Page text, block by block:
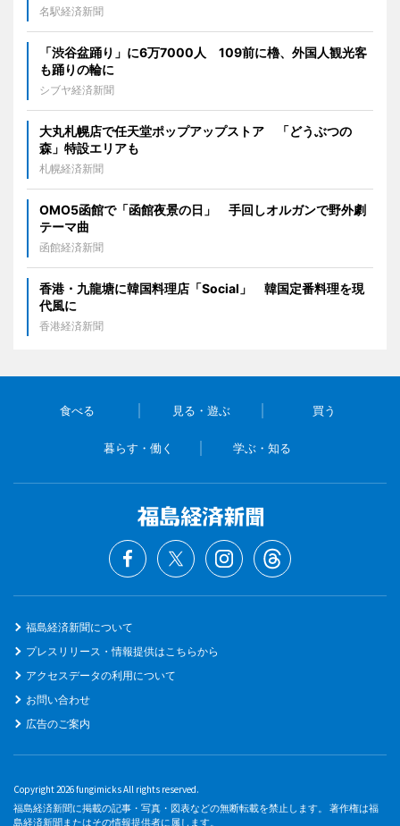
名駅経済新聞
「渋谷盆踊り」に6万7000人 109前に櫓、外国人観光客
も踊りの輪に
シブヤ経済新聞
大丸札幌店で任天堂ポップアップストア 「どうぶつの
森」特設エリアも
札幌経済新聞
OMO5函館で「函館夜景の日」 手回しオルガンで野外劇
テーマ曲
函館経済新聞
香港・九龍塘に韓国料理店「Social」 韓国定番料理を現
代風に
香港経済新聞
食べる 見る・遊ぶ 買う
暮らす・働く 学ぶ・知る
福島経済新聞について
プレスリリース・情報提供はこちらから
アクセスデータの利用について
お問い合わせ
広告のご案内
Copyright 2026 fungimicks All rights reserved.
福島経済新聞に掲載の記事・写真・図表などの無断転載を禁止します。 著作権は福
島経済新聞またはその情報提供者に属します。